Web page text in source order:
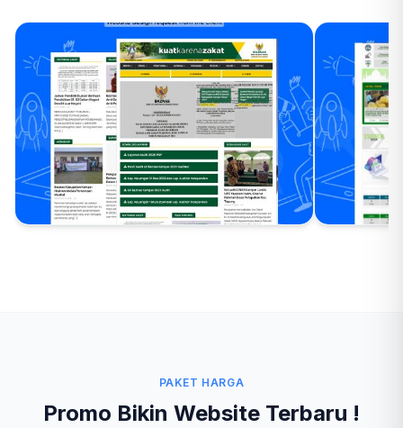
PAKET HARGA
Promo Bikin Website Terbaru !